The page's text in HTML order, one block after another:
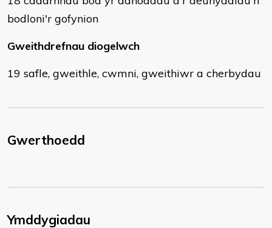
bodloni'r gofynion
Gweithdrefnau diogelwch
19 safle, gweithle, cwmni, gweithiwr a cherbydau
Gwerthoedd
Ymddygiadau